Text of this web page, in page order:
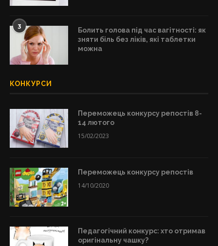
3
Болить голова під час вагітності: як
зняти біль без ліків, які таблетки
можна
КОНКУРСИ
Переможець конкурсу репостів 8-
14 лютого
15/02/2023
Переможець конкурсу репостів
14/10/2020
Педагогічний конкурс: хто отримав
оригінальну чашку?